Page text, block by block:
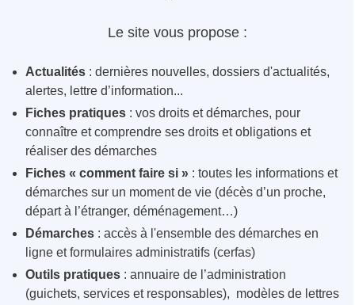
Le site vous propose :
Actualités : dernières nouvelles, dossiers d'actualités,
alertes, lettre d’information...
Fiches pratiques : vos droits et démarches, pour
connaître et comprendre ses droits et obligations et
réaliser des démarches
Fiches « comment faire si » : toutes les informations et
démarches sur un moment de vie (décès d’un proche,
départ à l’étranger, déménagement…)
Démarches : accès à l'ensemble des démarches en
ligne et formulaires administratifs (cerfas)
Outils pratiques : annuaire de l’administration
(guichets, services et responsables), modèles de lettres